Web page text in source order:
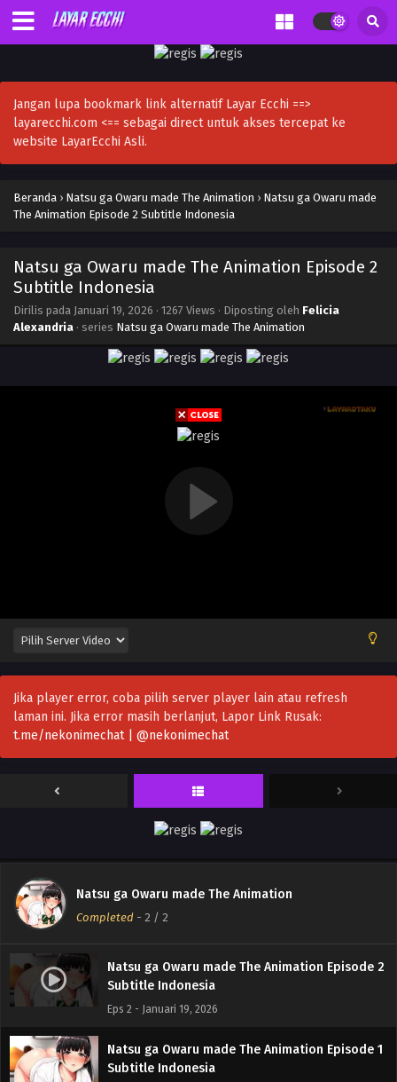
Jangan lupa bookmark link alternatif Layar Ecchi ==>
layarecchi.com <== sebagai direct untuk akses tercepat ke
website LayarEcchi Asli.
Beranda › Natsu ga Owaru made The Animation › Natsu ga Owaru made
The Animation Episode 2 Subtitle Indonesia
Natsu ga Owaru made The Animation Episode 2
Subtitle Indonesia
Dirilis pada Januari 19, 2026 · 1267 Views · Diposting oleh Felicia
Alexandria · series Natsu ga Owaru made The Animation
Jika player error, coba pilih server player lain atau refresh
laman ini. Jika error masih berlanjut, Lapor Link Rusak:
t.me/nekonimechat | @nekonimechat
Natsu ga Owaru made The Animation
Completed - 2 / 2
Natsu ga Owaru made The Animation Episode 2
Subtitle Indonesia
Eps 2 - Januari 19, 2026
Natsu ga Owaru made The Animation Episode 1
Subtitle Indonesia